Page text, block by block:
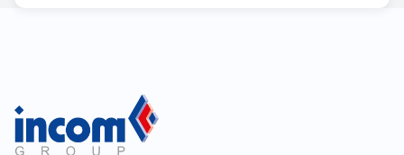
Zawiera baterię / akumulator
Nie